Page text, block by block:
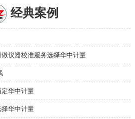
经典案例
仪器校准服务选择华中计量
华中计量
华中计量